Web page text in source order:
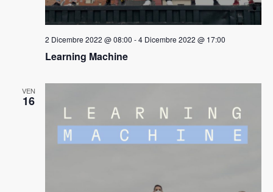
2 Dicembre 2022 @ 08:00 -4 Dicembre 2022 @ 17:00
Learning Machine
VEN
16